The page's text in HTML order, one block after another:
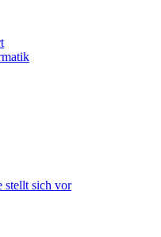
stellt sich vor